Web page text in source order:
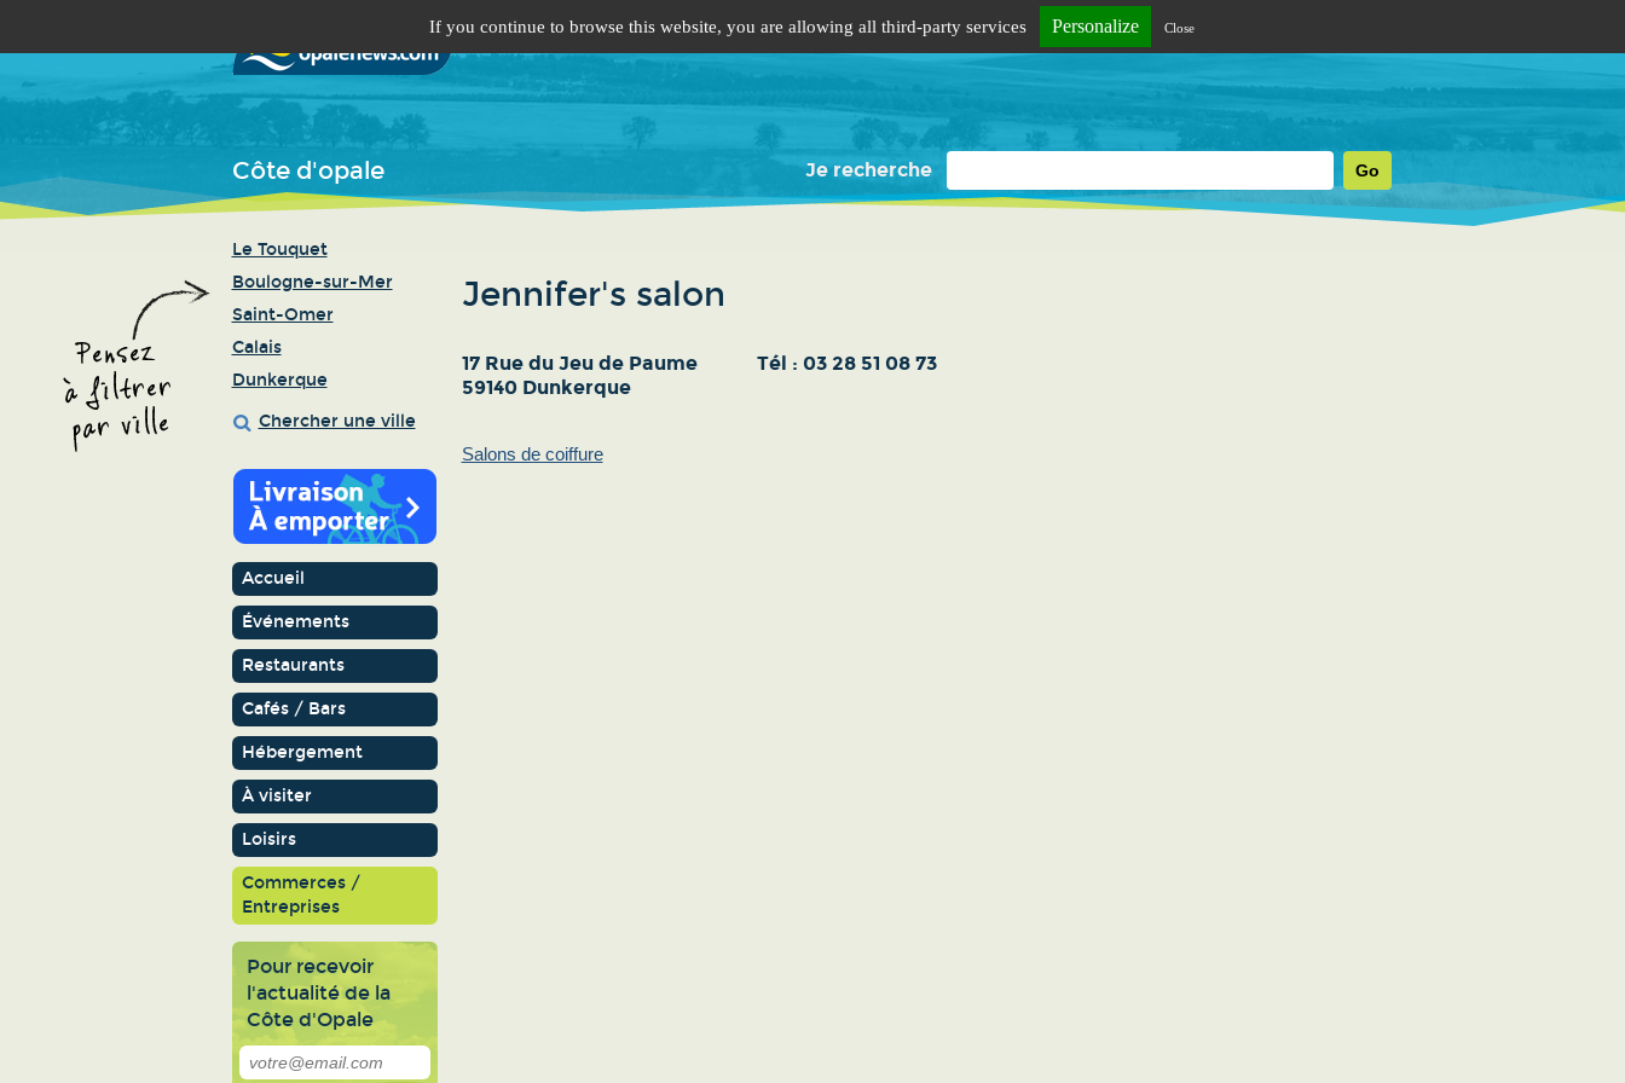
Côte d'opale Je recherche
Le Touquet
Boulogne-sur-Mer
Saint-Omer
Calais
Dunkerque
Chercher une ville
Accueil
Événements
Restaurants
Cafés / Bars
Hébergement
À visiter
Loisirs
Commerces /
Entreprises
Pour recevoir
l'actualité de la
Côte d'Opale
Jennifer's salon
17 Rue du Jeu de Paume
59140 Dunkerque
Tél : 03 28 51 08 73
Salons de coiffure
If you continue to browse this website, you are allowing all third-party services Personalize Close